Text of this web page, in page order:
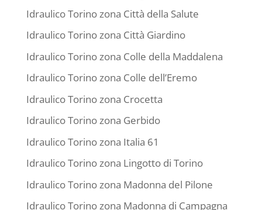
Idraulico Torino zona Città della Salute
Idraulico Torino zona Città Giardino
Idraulico Torino zona Colle della Maddalena
Idraulico Torino zona Colle dell’Eremo
Idraulico Torino zona Crocetta
Idraulico Torino zona Gerbido
Idraulico Torino zona Italia 61
Idraulico Torino zona Lingotto di Torino
Idraulico Torino zona Madonna del Pilone
Idraulico Torino zona Madonna di Campagna